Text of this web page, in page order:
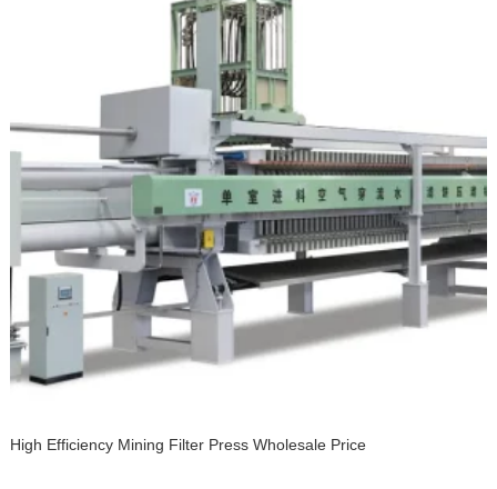
High Efficiency Mining Filter Press Wholesale Price